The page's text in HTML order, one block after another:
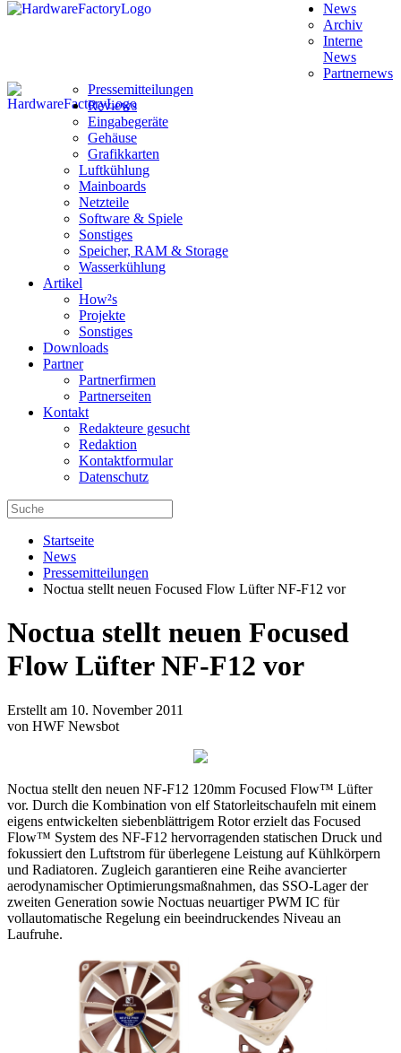
News
Archiv
Interne
News
Partnernews
Pressemitteilungen
Reviews
Eingabegeräte
Gehäuse
Grafikkarten
Luftkühlung
Mainboards
Netzteile
Software & Spiele
Sonstiges
Speicher, RAM & Storage
Wasserkühlung
Artikel
How²s
Projekte
Sonstiges
Downloads
Partner
Partnerfirmen
Partnerseiten
Kontakt
Redakteure gesucht
Redaktion
Kontaktformular
Datenschutz
Startseite
News
Pressemitteilungen
Noctua stellt neuen Focused Flow Lüfter NF-F12 vor
Noctua stellt neuen Focused
Flow Lüfter NF-F12 vor
Erstellt am 10. November 2011
von HWF Newsbot
Noctua stellt den neuen NF-F12 120mm Focused Flow™ Lüfter
vor. Durch die Kombination von elf Statorleitschaufeln mit einem
eigens entwickelten siebenblättrigem Rotor erzielt das Focused
Flow™ System des NF-F12 hervorragenden statischen Druck und
fokussiert den Luftstrom für überlegene Leistung auf Kühlkörpern
und Radiatoren. Zugleich garantieren eine Reihe avancierter
aerodynamischer Optimierungsmaßnahmen, das SSO-Lager der
zweiten Generation sowie Noctuas neuartiger PWM IC für
vollautomatische Regelung ein beeindruckendes Niveau an
Laufruhe.